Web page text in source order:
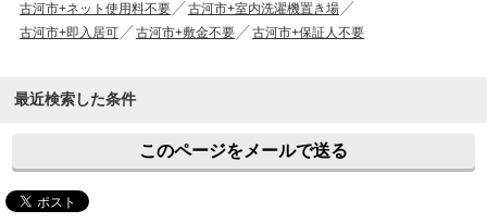
古河市+ネット使用料不要
古河市+室内洗濯機置き場
古河市+即入居可
古河市+敷金不要 古河市+保証人不要
最近検索した条件
このページをメールで送る